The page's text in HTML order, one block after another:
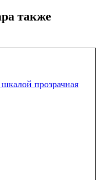
также
прозрачная